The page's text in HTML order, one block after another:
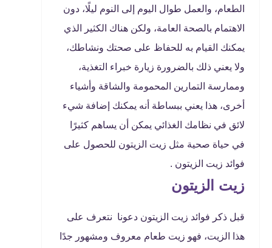
الطعام، والعمل طوال اليوم إلى النوم ليلًا، دون
الاهتمام بالصحة العامة، ولكن هناك الكثير الذي
يمكنك القيام به للحفاظ على صحتك ونشاطك،
ولا يعني ذلك بالضرورة زيارة خبراء التغذية،
وممارسة التمارين المحمومة والشاقة وأشياء
أخرى، هذا يعني ببساطة أنه يمكنك إضافة شيء
لائق في نظامك الغذائي يمكن أن يساهم كثيرًا
في حياة صحية مثل زيت الزيتون للحصول على
فوائد زيت الزيتون .
زيت الزيتون
قبل ذكر فوائد زيت الزيتون دعونا نتعرف على
هذا الزيت، فهو زيت طعام معروف ومشهور جدًا